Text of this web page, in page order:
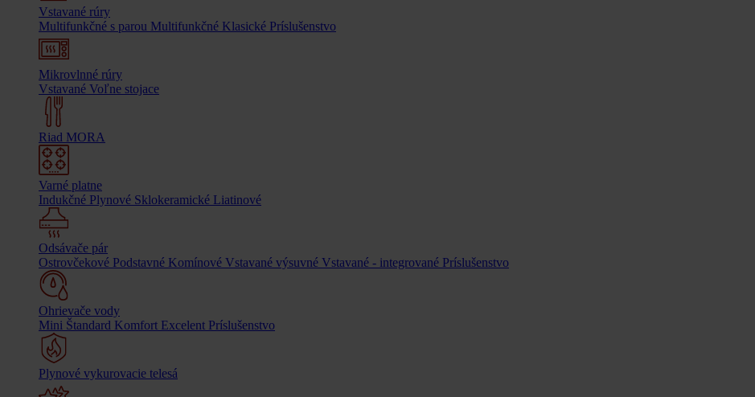
Vstavané rúry
Multifunkčné s parou Multifunkčné Klasické Príslušenstvo
Mikrovlnné rúry
Vstavané Voľne stojace
Riad MORA
Varné platne
Indukčné Plynové Sklokeramické Liatinové
Odsávače pár
Ostrovčekové Podstavné Komínové Vstavané výsuvné Vstavané - integrované Príslušenstvo
Ohrievače vody
Mini Štandard Komfort Excelent Príslušenstvo
Plynové vykurovacie telesá